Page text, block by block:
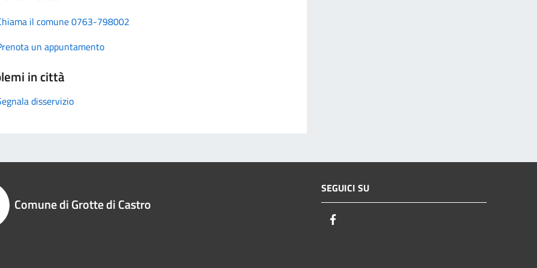
il comune 0763-798002
un appuntamento
in città
disservizio
Comune di Grotte di Castro
SEGUICI SU